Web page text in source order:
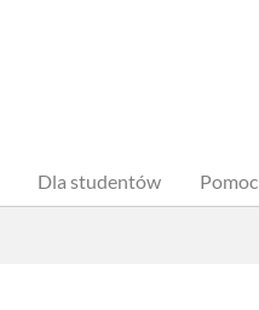
Dla studentów Pomoc